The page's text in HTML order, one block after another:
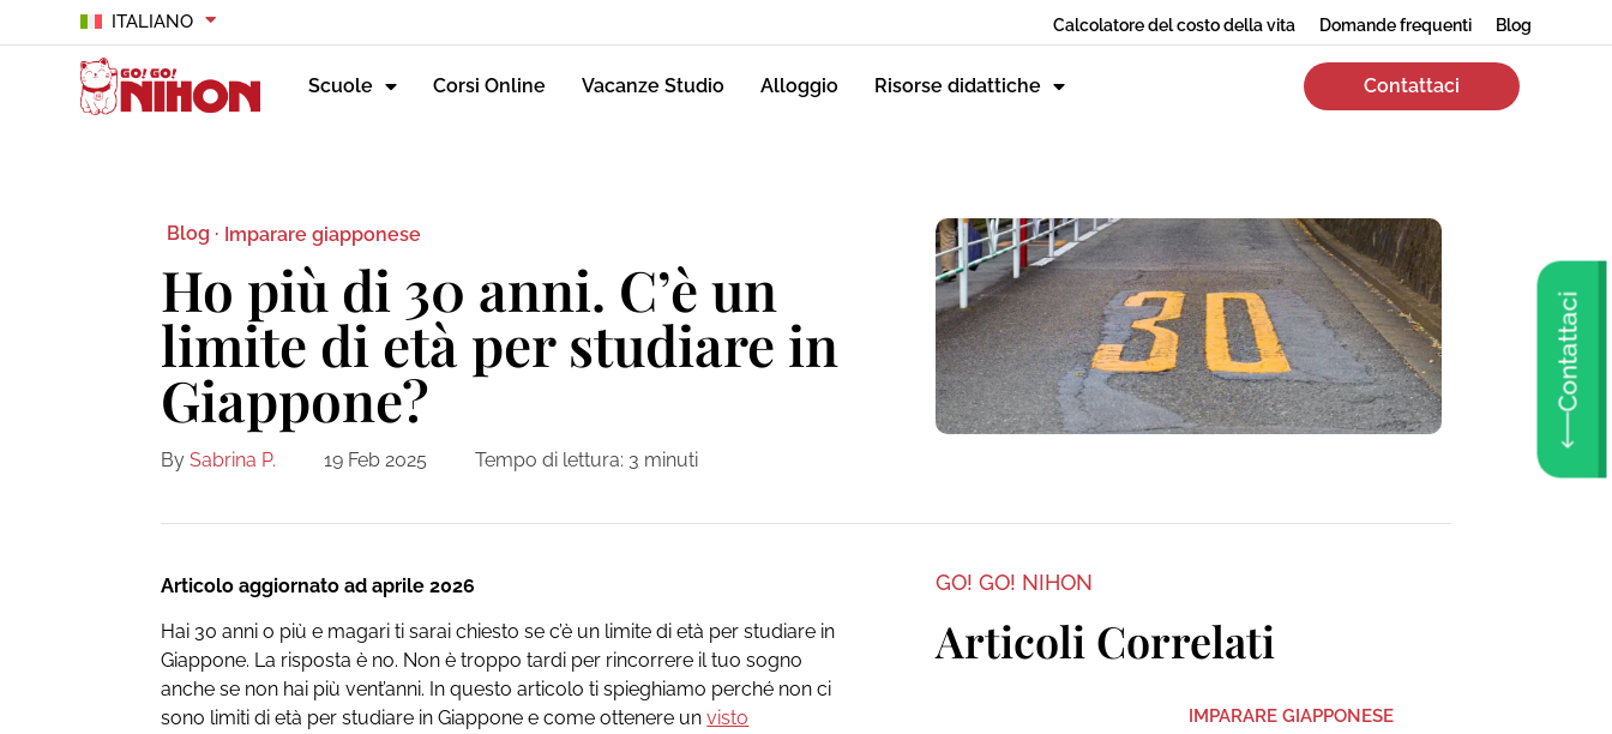
ITALIANO Calcolatore del costo della vita Domande frequenti Blog
Scuole Corsi Online Vacanze Studio Alloggio Risorse didattiche Contattaci
Contattaci
Blog · Imparare giapponese
Ho più di 30 anni. C’è un
limite di età per studiare in
Giappone?
By Sabrina P. 19 Feb 2025 Tempo di lettura: 3 minuti
Articolo aggiornato ad aprile 2026
Hai 30 anni o più e magari ti sarai chiesto se c’è un limite di età per studiare in
Giappone. La risposta è no. Non è troppo tardi per rincorrere il tuo sogno
anche se non hai più vent’anni. In questo articolo ti spieghiamo perché non ci
sono limiti di età per studiare in Giappone e come ottenere unvisto
GO! GO! NIHON
Articoli Correlati
IMPARARE GIAPPONESE